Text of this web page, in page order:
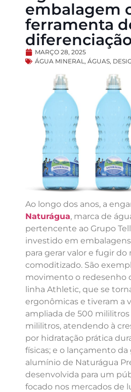
embalagem
ferramenta
MARÇO 28, 2025
ÁGUA MINERAL , ÁGUAS,
Ao longo dos anos, a
Naturágua, marca de
pertencente ao Grupo
investido em
para gerar valor e fugir
comoditizado. São
movimento o redesenho
linha Athletic, que se
ergonômicas e tiveram a
ampliada de 500 mililitros
mililitros, atendendo à
por hidratação prática
físicas; e o lançamento da
alumínio de Naturágua
desenvolvida para um
focado nos mercados de